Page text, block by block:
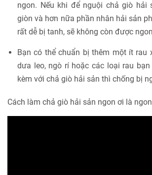
ngon. Nếu khi để nguội chả giò hải
giòn và hơn nữa phần nhân hải sản
rất dễ bị tanh, sẽ không còn được
Bạn có thể chuẩn bị thêm một ít rau
dưa leo, ngò rí hoặc các loại rau
kèm với chả giò hải sản thì chống bị
Cách làm chả giò hải sản ngon ơi là